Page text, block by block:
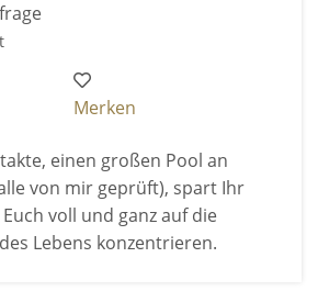
Merken
einen großen Pool an
von mir geprüft), spart Ihr
voll und ganz auf die
Lebens konzentrieren.